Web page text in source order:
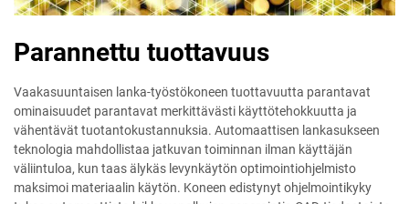
Parannettu tuottavuus
Vaakasuuntaisen lanka-työstökoneen tuottavuutta parantavat
ominaisuudet parantavat merkittävästi käyttötehokkuutta ja
vähentävät tuotantokustannuksia. Automaattisen lankasukseen
teknologia mahdollistaa jatkuvan toiminnan ilman käyttäjän
väliintuloa, kun taas älykäs levynkäytön optimointiohjelmisto
maksimoi materiaalin käytön. Koneen edistynyt ohjelmointikyky